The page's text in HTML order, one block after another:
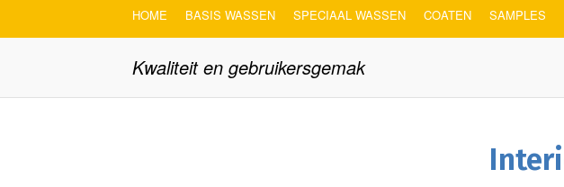
HOME BASIS WASSEN SPECIAAL WASSEN COATEN SAMPLES
Kwaliteit en gebruikersgemak